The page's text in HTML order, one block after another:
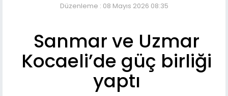
Düzenleme : 08 Mayıs 2026 08:35
Sanmar ve Uzmar
Kocaeli’de güç birliği
yaptı